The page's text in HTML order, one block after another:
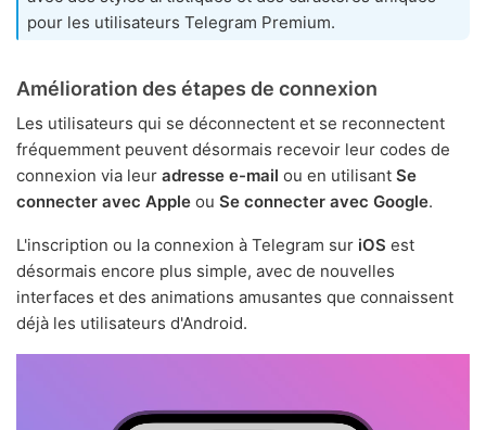
pour les utilisateurs Telegram Premium.
Amélioration des étapes de connexion
Les utilisateurs qui se déconnectent et se reconnectent
fréquemment peuvent désormais recevoir leur codes de
connexion via leur adresse e-mail ou en utilisant Se
connecter avec Apple ou Se connecter avec Google.
L'inscription ou la connexion à Telegram sur iOS est
désormais encore plus simple, avec de nouvelles
interfaces et des animations amusantes que connaissent
déjà les utilisateurs d'Android.